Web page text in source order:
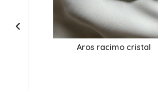
Aros racimo cristal